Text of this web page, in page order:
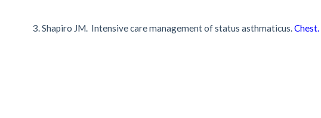
Shapiro JM. Intensive care management of status asthmaticus.Chest.